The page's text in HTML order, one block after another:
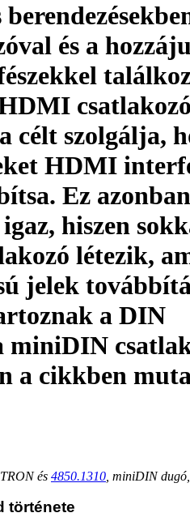
és a
célt szolgálja,
HDMI
Ez
hiszen
létezik,
jelek
a DIN
miniDIN
a cikkben
és 4850.1310 , miniDIN
története